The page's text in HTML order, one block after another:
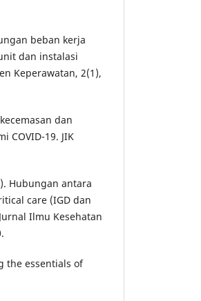
beban kerja
dan instalasi
Keperawatan, 2(1),
dan
COVID-19. JIK
Hubungan antara
care (IGD dan
Ilmu Kesehatan
the essentials of